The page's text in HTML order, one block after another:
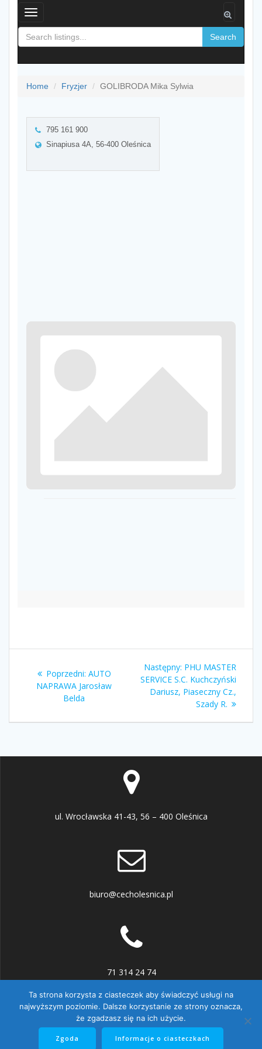
Toggle
navigation
Search
Home Fryzjer GOLIBRODA Mika Sylwia
795 161 900
Sinapiusa 4A, 56-400 Oleśnica
wpisuPoprzedni: Poprzedni
wpis:
AUTO
NAPRAWA Jarosław
Belda
Następny: Następny
wpis:
PHU MASTER
SERVICE S.C. Kuchczyński
Dariusz, Piaseczny Cz.,
Szady R.
ul. Wrocławska 41-43, 56 – 400 Oleśnica
biuro@cecholesnica.pl
71 314 24 74
© 2026 Cech Rzemiosł Różnych w Oleśnicy. Zbudowano przy
użyciu WordPressa i
motywu Mesmerize
Ta strona korzysta z ciasteczek aby świadczyć usługi na
najwyższym poziomie. Dalsze korzystanie ze strony oznacza,
że zgadzasz się na ich użycie.
Zgoda Informacje o ciasteczkach